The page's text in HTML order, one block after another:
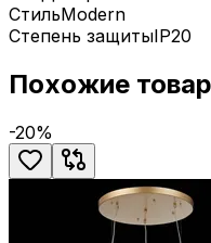
СтильModern
Степень защитыIP20
Похожие
-20%